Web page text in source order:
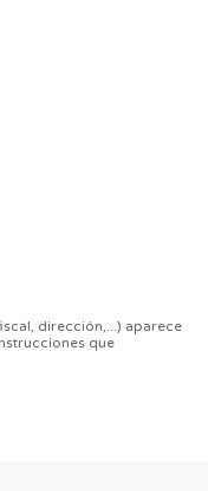
dirección,...) aparece
que